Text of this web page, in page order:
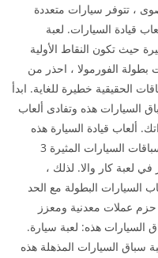
، تتوفر سيارات متعددة
لعبة سباق السيارات 3 د لألعاب قيادة السيارات. لعبة
حيث تكون النقاط الأولية
بطولة الفورمولا ، احذر من
الحقيقية خطيرة للغاية. ابدأ
السيارات هذه وتفادى ألعاب
ألعاب قيادة السيارة هذه
سريعة جدا لذا قد تنزلق أثناء التحول من سباقات السيارات المثيرة 3
لعبة كار والا. لذلك ،
السيارات البطولة مع الحد
عملات معدنية ومعزز
السيارات هذه: لعبة سيارة.
سباق السيارات المذهلة هذه